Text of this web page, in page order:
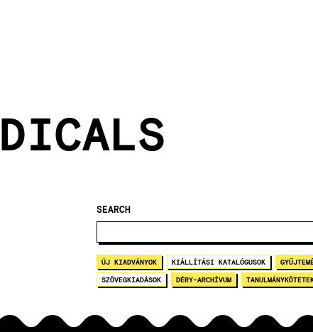
SEARCH
ÚJ KIADVÁNYOK KIÁLLÍTÁSI KATALÓGUSOK
SZÖVEGKIADÁSOK DÉRY-ARCHÍVUM